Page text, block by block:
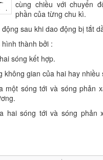
cùng chiều với chuyển
phần của từng chu kì.
sau khi dao động bị tắt
thành bởi :
sóng kết hợp.
không gian của hai hay nhiều
một sóng tới và sóng phản
hai sóng tới và sóng phản